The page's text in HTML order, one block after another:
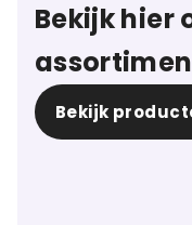
Bekijk hier
Bekijk